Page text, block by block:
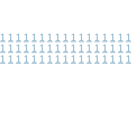
1 1 1 1 1 1 1 1 1 1 1 1 1 1 1 1 1
1 1 1 1 1 1 1 1 1 1 1 1 1 1 1 1 1
1 1 1 1 1 1 1 1 1 1 1 1 1 1 1 1 1